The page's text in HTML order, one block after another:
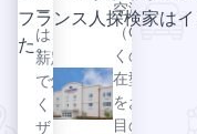
空港
（ORD）近
くの長期滞
在型ホテル
をお探しの
目の肥えた
くだ
さ
い。
1929
年製
アメ
ー
は、
薪窯
で焼
くピ
ザと
フランス人探検家は
た。